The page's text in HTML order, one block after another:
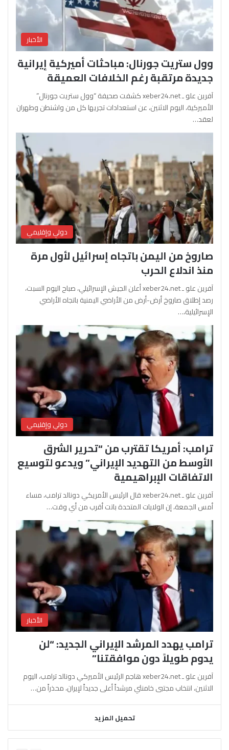
الأخبار
وول ستريت جورنال: مباحثات أميركية إيرانية
جديدة مرتقبة رغم الخلافات العميقة
آفرين علو ـ xeber24.net كشفت صحيفة “وول ستريت جورنال”
الأميركية، اليوم الاثنين، عن استعدادات تجريها كل من واشنطن وطهران
لعقد…
دولي وإقليمي
صاروخ من اليمن باتجاه إسرائيل لأول مرة
منذ اندلاع الحرب
آفرين علو ـ xeber24.net أعلن الجيش الإسرائيلي، صباح اليوم السبت،
رصد إطلاق صاروخ أرض-أرض من الأراضي اليمنية باتجاه الأراضي
الإسرائيلية،…
دولي وإقليمي
ترامب: أمريكا تقترب من “تحرير الشرق
الأوسط من التهديد الإيراني” ويدعو لتوسيع
الاتفاقات الإبراهيمية
آفرين علو ـ xeber24.net قال الرئيس الأمريكي دونالد ترامب، مساء
أمس الجمعة، إن الولايات المتحدة باتت أقرب من أي وقت…
الأخبار
ترامب يهدد المرشد الإيراني الجديد: “لن
يدوم طويلاً دون موافقتنا”
آفرين علو ـ xeber24.net هاجم الرئيس الأميركي دونالد ترامب، اليوم
الاثنين، انتخاب مجتبى خامنئي مرشداً أعلى جديداً لإيران، محذراً من…
تحميل المزيد